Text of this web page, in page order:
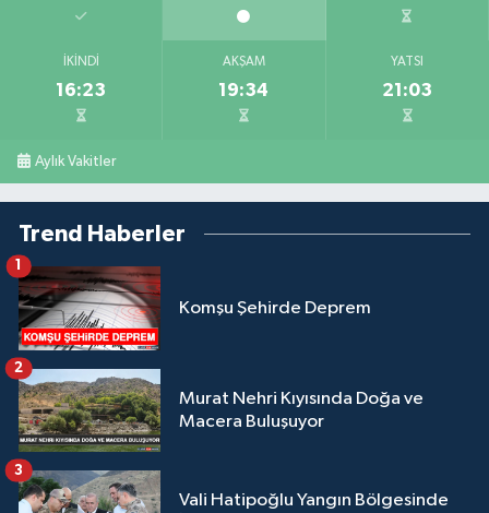
İKINDI
16:23
AKŞAM
19:34
YATSI
21:03
Aylık Vakitler
Trend Haberler
Komşu Şehirde Deprem
Murat Nehri Kıyısında Doğa ve
Macera Buluşuyor
2
Vali Hatipoğlu Yangın Bölgesinde
3